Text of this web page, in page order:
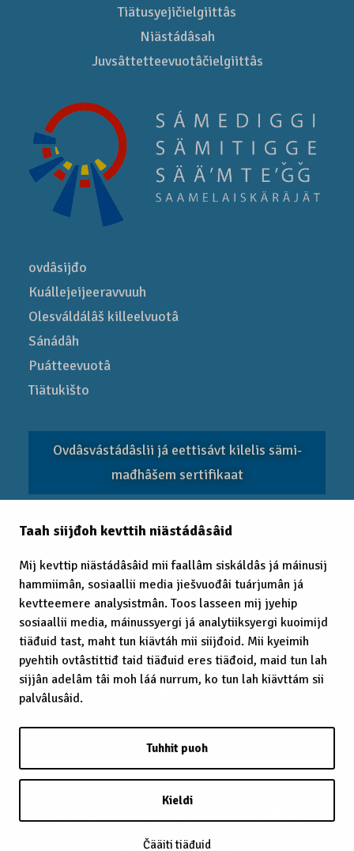
Taah siijđoh kevttih niästádâsâid
Mij kevttip niästádâsâid mii faallâm siskáldâs já máinusij
hammiimân, sosiaallii media jiešvuođâi tuárjumân já
kevtteemere analysistmân. Toos lasseen mij jyehip
sosiaallii media, máinussyergi já analytiiksyergi kuoimijd
tiäđuid tast, maht tun kiävtáh mii siijđoid. Mii kyeimih
pyehtih ovtâstittiđ taid tiäđuid eres tiäđoid, maid tun lah
sijjân adelâm tâi moh láá nurrum, ko tun lah kiävttám sii
palvâlusâid.
Tuhhit puoh
Kieldi
Čääiti tiäđuid
Tiätusyejičielgiittâs
Niästádâsah
Juvsâttetteevuotâčielgiittâs
ovdâsijđo
Kuállejeijeeravvuuh
Olesváldálâš killeelvuotâ
Sánádâh
Puátteevuotâ
Tiätukišto
Ovdâsvástádâslii já eettisávt kilelis sämi­
mađhâšem sertifikaat
EITC 2025
© 2025 Sämimađhâšem, Puoh vuoigâdvuođah
tuállojeh.
Olášuttem:Cron Solution Oy
Olášuttem:Cron Solution Oy